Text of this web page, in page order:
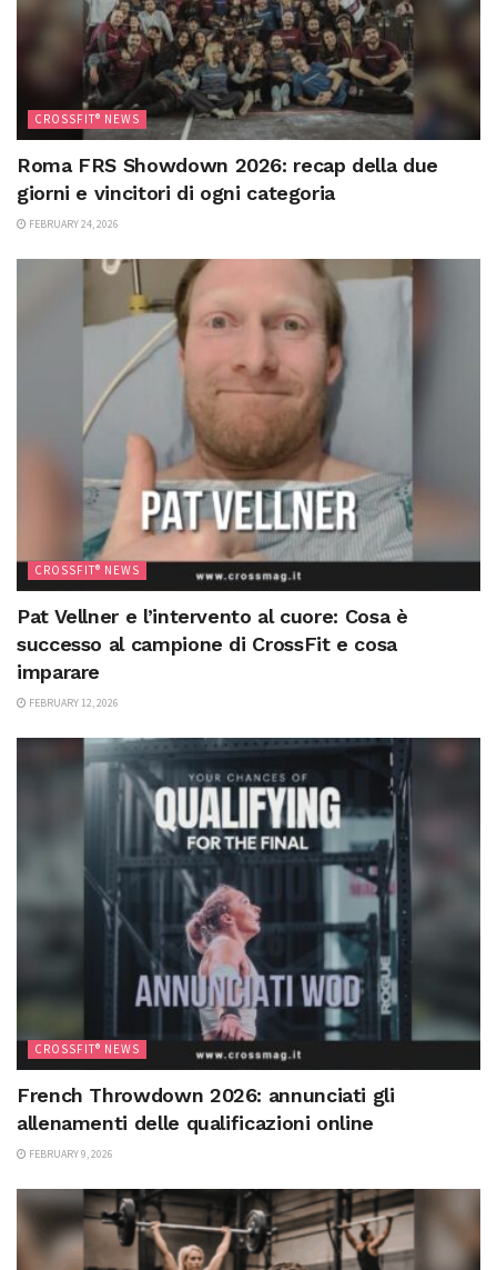
CROSSFIT® NEWS
Roma FRS Showdown 2026: recap della due
giorni e vincitori di ogni categoria
FEBRUARY 24, 2026
CROSSFIT® NEWS
Pat Vellner e l’intervento al cuore: Cosa è
successo al campione di CrossFit e cosa
imparare
FEBRUARY 12, 2026
CROSSFIT® NEWS
French Throwdown 2026: annunciati gli
allenamenti delle qualificazioni online
FEBRUARY 9, 2026